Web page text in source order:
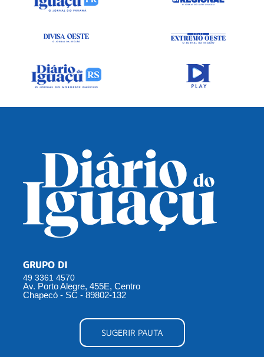
GRUPO DI
49 3361 4570
Av. Porto Alegre, 455E, Centro
Chapecó - SC - 89802-132
SUGERIR PAUTA